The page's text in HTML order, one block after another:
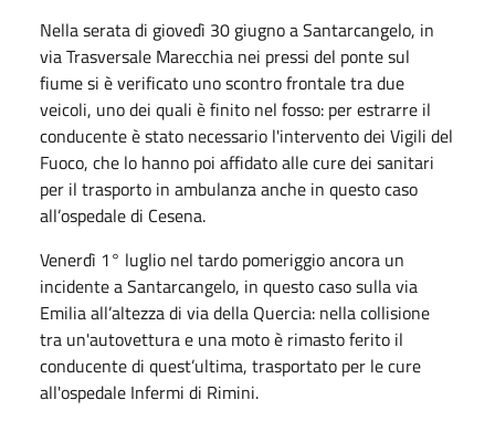
Nella serata di giovedì 30 giugno a Santarcangelo, in
via Trasversale Marecchia nei pressi del ponte sul
fiume si è verificato uno scontro frontale tra due
veicoli, uno dei quali è finito nel fosso: per estrarre il
conducente è stato necessario l'intervento dei Vigili del
Fuoco, che lo hanno poi affidato alle cure dei sanitari
per il trasporto in ambulanza anche in questo caso
all’ospedale di Cesena.
Venerdì 1° luglio nel tardo pomeriggio ancora un
incidente a Santarcangelo, in questo caso sulla via
Emilia all’altezza di via della Quercia: nella collisione
tra un'autovettura e una moto è rimasto ferito il
conducente di quest’ultima, trasportato per le cure
all'ospedale Infermi di Rimini.